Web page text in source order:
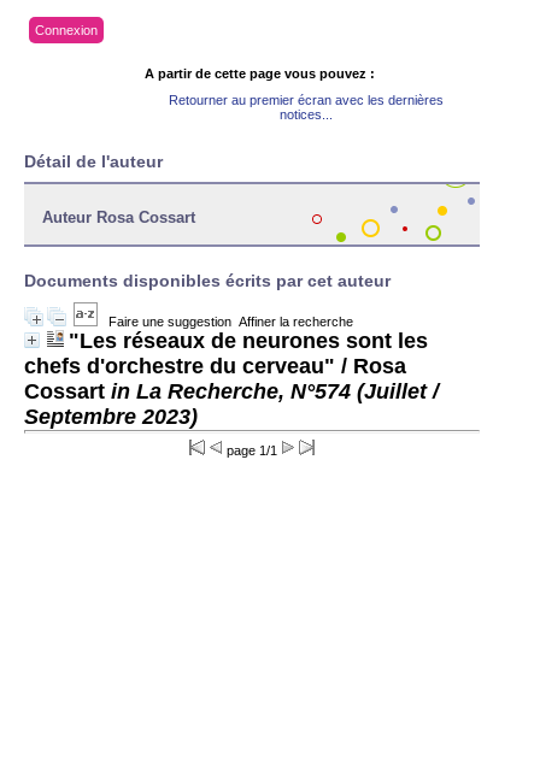
Connexion
A partir de cette page vous pouvez :
Retourner au premier écran avec les dernières
notices...
Détail de l'auteur
Auteur Rosa Cossart
Documents disponibles écrits par cet auteur
Faire une suggestion Affiner la recherche
"Les réseaux de neurones sont les
chefs d'orchestre du cerveau" / Rosa
Cossart in La Recherche, N°574 (Juillet /
Septembre 2023)
page 1/1